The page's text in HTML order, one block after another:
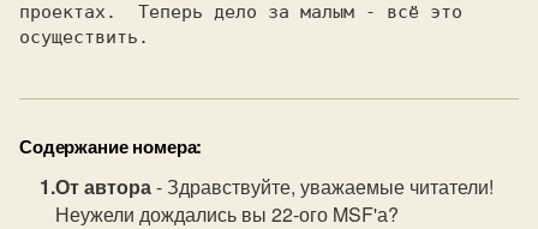
проектах.  Теперь дело за малым - всё это
Содержание номера:
От автора- Здравствуйте, уважаемые читатели!
Неужели дождались вы 22-ого MSF'а?